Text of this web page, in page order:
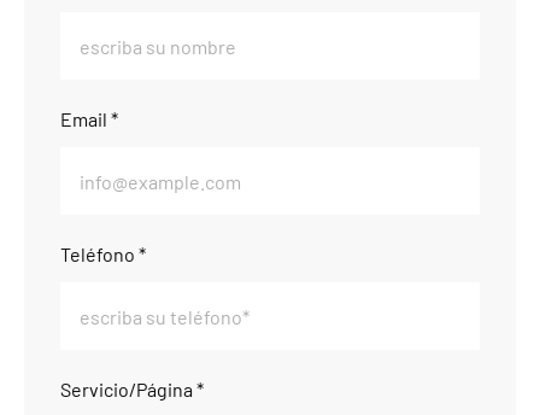
Email *
Teléfono *
Servicio/Página *